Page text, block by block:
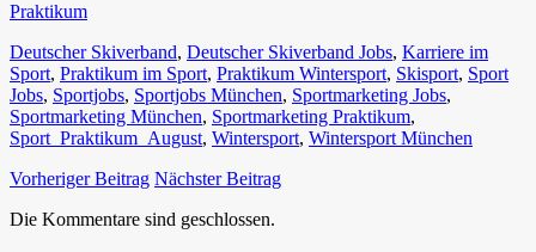
Praktikum
Deutscher Skiverband, Deutscher Skiverband Jobs, Karriere im
Sport, Praktikum im Sport, Praktikum Wintersport, Skisport, Sport
Jobs, Sportjobs, Sportjobs München, Sportmarketing Jobs,
Sportmarketing München, Sportmarketing Praktikum,
Sport_Praktikum_August, Wintersport, Wintersport München
Vorheriger Beitrag Nächster Beitrag
Die Kommentare sind geschlossen.